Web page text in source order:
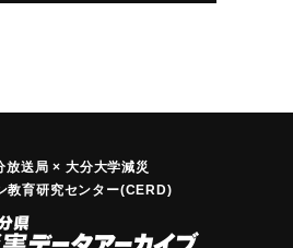
放送局 × 大分大学減災
教育研究センター(CERD)